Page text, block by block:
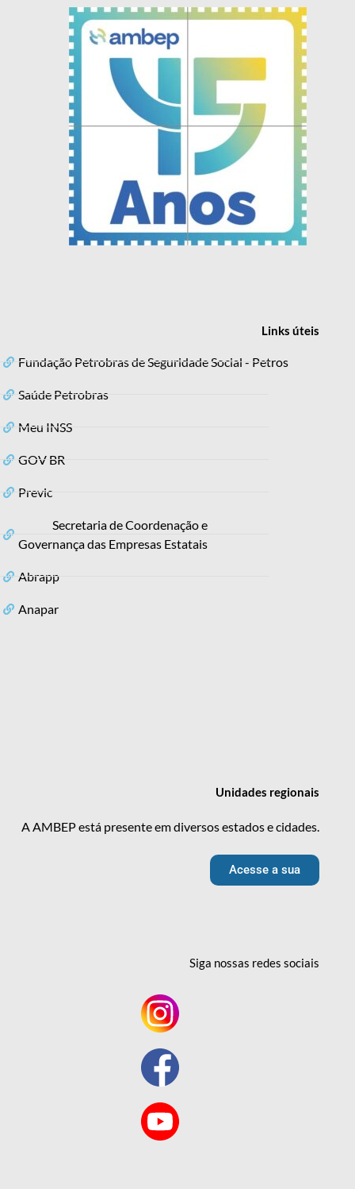
Linksúteis
Fundação Petrobras de Seguridade Social - Petros
Saúde Petrobras
Meu INSS
GOV BR
Previc
Secretaria de Coordenação e
Governança das Empresas Estatais
Abrapp
Anapar
Unidades regionais
A AMBEP está presente em diversos estados e cidades.
Acesse a sua
Siga nossas redessociais